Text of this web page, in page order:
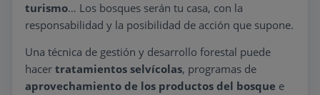
turismo… Los bosques serán tu casa, con la
responsabilidad y la posibilidad de acción que supone.
Una técnica de gestión y desarrollo forestal puede
hacer tratamientos selvícolas, programas de
aprovechamiento de los productos del bosque e